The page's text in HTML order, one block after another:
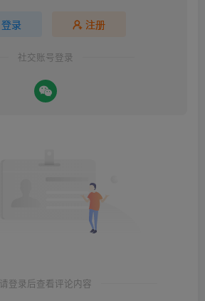
登录 注册
社交账号登录
请登录后查看评论内容